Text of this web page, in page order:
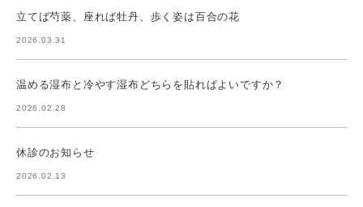
立てば芍薬、座れば牡丹、歩く姿は百合の花
2026.03.31
温める湿布と冷やす湿布どちらを貼ればよいですか？
2026.02.28
休診のお知らせ
2026.02.13